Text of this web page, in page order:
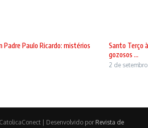
Padre Paulo Ricardo: mistérios
Santo Terço
gozosos ...
2 de
| Desenvolvido por Revista de